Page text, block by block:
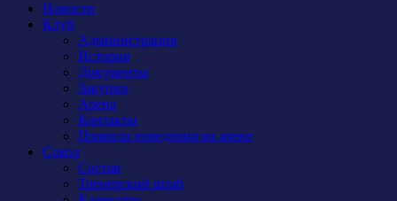
Новости
Клуб
Администрация
История
Документы
Закупки
Арена
Контакты
Правила поведения на арене
Сокол
Состав
Тренерский штаб